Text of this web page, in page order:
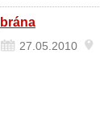
brána
27.05.2010